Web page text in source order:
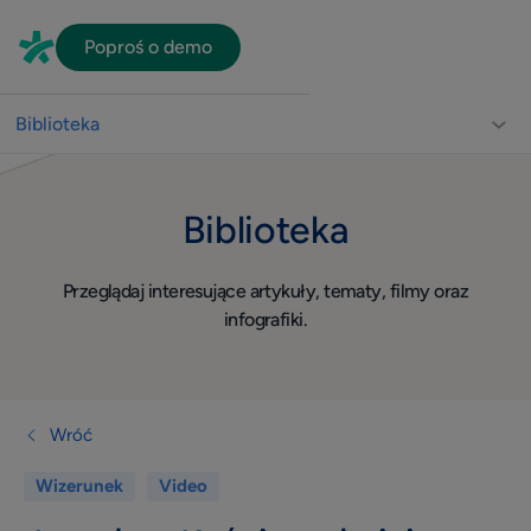
Poproś o demo
Biblioteka
Przeglądaj interesujące artykuły, tematy, filmy oraz
infografiki.
Biblioteka
Usprawnienie pracy gabinetu
Wizerunek
Dla lekarza
Quiz
Wróć
Wizerunek Video